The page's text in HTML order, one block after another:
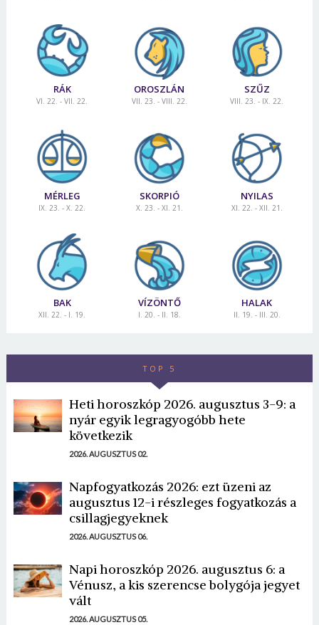
RÁK
VI. 22. - VII. 22.
OROSZLÁN
VII. 23. - VIII. 22.
SZŰZ
VIII. 23. - IX. 22.
MÉRLEG
IX. 23. - X. 22.
SKORPIÓ
X. 23. - XI. 21.
NYILAS
XI. 22. - XII. 21.
BAK
XII. 22. - I. 19.
VÍZÖNTŐ
I. 20. - II. 18.
HALAK
II. 19. - III. 20.
TOP 5
Heti horoszkóp 2026. augusztus 3-9: a
nyár egyik legragyogóbb hete
következik
2026. AUGUSZTUS 02.
Napfogyatkozás 2026: ezt üzeni az
augusztus 12-i részleges fogyatkozás a
csillagjegyeknek
2026. AUGUSZTUS 06.
Napi horoszkóp 2026. augusztus 6: a
Vénusz, a kis szerencse bolygója jegyet
vált
2026. AUGUSZTUS 05.